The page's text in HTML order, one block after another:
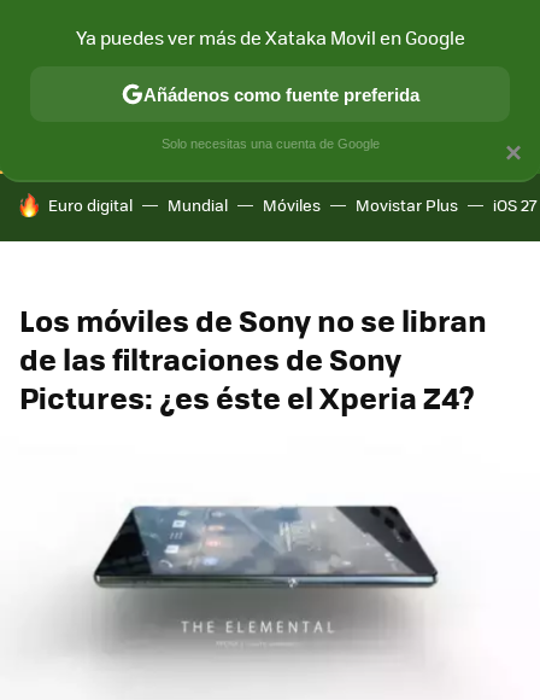
CONECTIVIDAD MÓVIL Y SOCIEDAD APLICACIONES
HOY SE HABLA DE
Euro digital Mundial Móviles Movistar Plus iOS 27
Los móviles de Sony no se libran
de las filtraciones de Sony
Pictures: ¿es éste el Xperia Z4?
×
Ya puedes ver más de Xataka Movil en Google
Añádenos como fuente preferida
Solo necesitas una cuenta de Google